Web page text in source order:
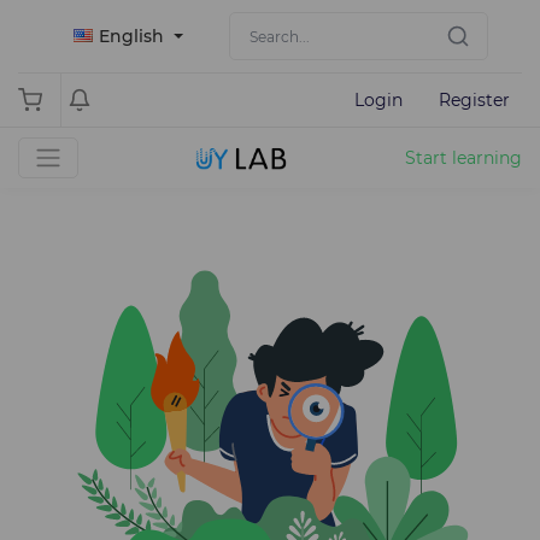
English
Login Register
Start learning